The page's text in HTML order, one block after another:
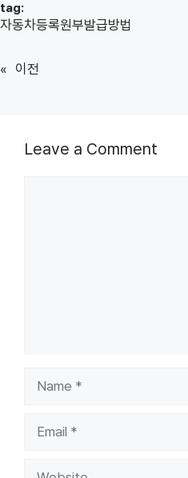
tag:
자동차등록원부발급방법
« 이전
Leave a Comment